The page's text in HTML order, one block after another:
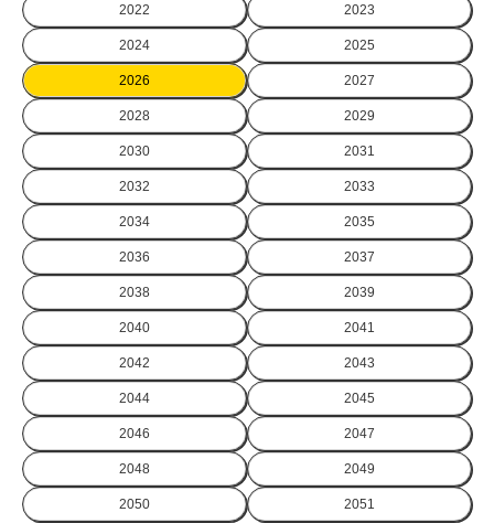
2022 2023
2024 2025
2026 2027
2028 2029
2030 2031
2032 2033
2034 2035
2036 2037
2038 2039
2040 2041
2042 2043
2044 2045
2046 2047
2048 2049
2050 2051